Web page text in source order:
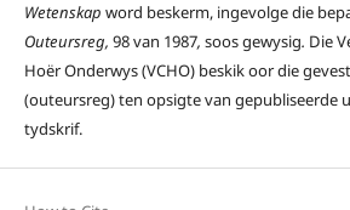
Wetenskap word beskerm, ingevolge die
Outeursreg, 98 van 1987, soos gewysig. Die
Hoër Onderwys (VCHO) beskik oor die
(outeursreg) ten opsigte van gepubliseerde
tydskrif.